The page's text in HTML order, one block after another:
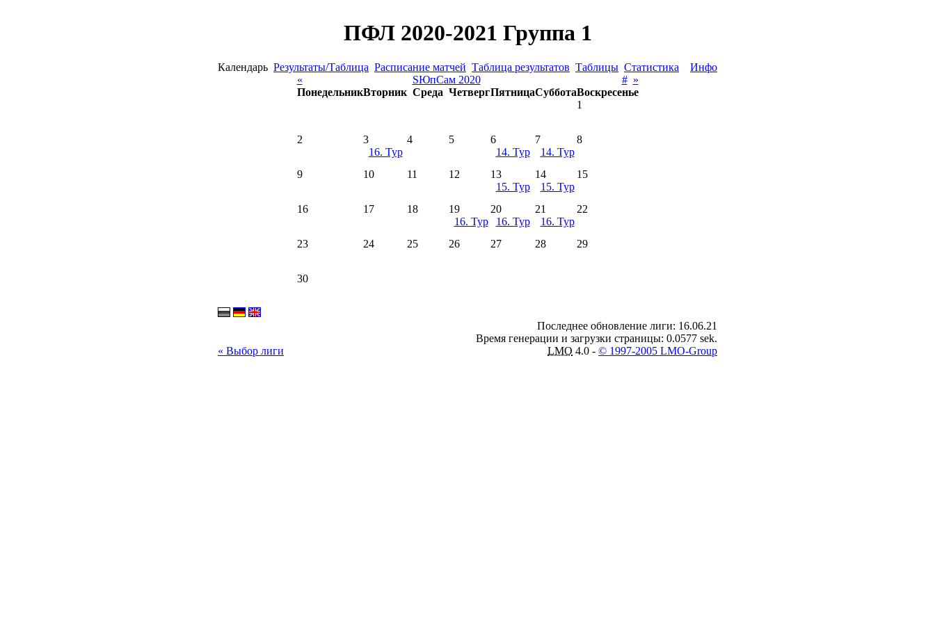
ПФЛ 2020-2021 Группа 1
Календарь Результаты/Таблица Расписание матчей Таблица результатов Таблицы Статистика
Инфо
«
ЅЮпСам 2020 # »
ПонедельникВторник Среда ЧетвергПятницаСубботаВоскресенье
1
2
3
16. Тур
4 5
6
14. Тур
7
14. Тур
8
9 10 11 12
13
15. Тур
14
15. Тур
15
16 17 18
19
16. Тур
20
16. Тур
21
16. Тур
22
23 24 25 26 27 28 29
30
« Выбор лиги
Последнее обновление лиги: 16.06.21
Время генерации и загрузки страницы: 0.0577 sek.
LMO 4.0 - © 1997-2005 LMO-Group